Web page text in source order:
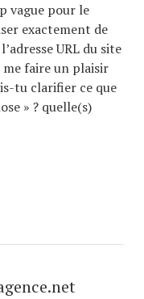
vague pour le
exactement de
URL du site
me faire un plaisir
tu clarifier ce que
» ? quelle(s)